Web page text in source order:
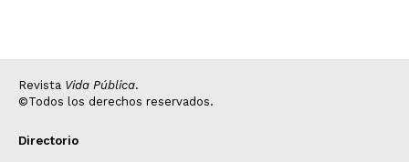
Revista Vida Pública.
©Todos los derechos reservados.
Directorio